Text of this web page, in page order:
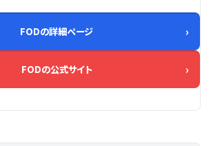
FODの詳細ページ
FODの公式サイト